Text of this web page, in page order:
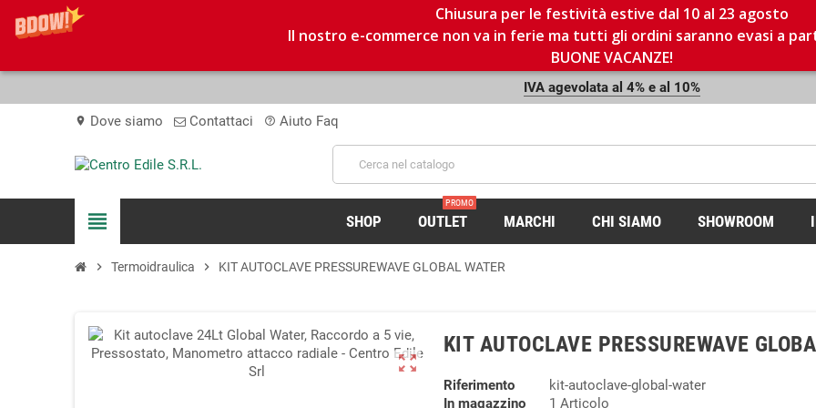
Chiusura per le festività estive dal 10 al 23 agosto
Il nostro e-commerce non va in ferie ma tutti gli ordini saranno evasi a
BUONE VACANZE!
IVA agevolata al 4% e al 10%
location_on Dove siamo Contattaci help_outline Aiuto Faq
view_headline SHOP OUTLET
PROMO
MARCHI CHI SIAMO SHOWROOM
chevron_right Termoidraulica chevron_right KIT AUTOCLAVE PRESSUREWAVE GLOBAL WATER
zoom_out_map
KIT AUTOCLAVE PRESSUREWAVE
Riferimento
kit-autoclave-global-water
In magazzino
1 Articolo